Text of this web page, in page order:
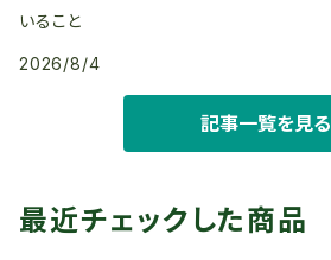
いること
2026/8/4
記事一覧を見る
最近チェックした商品